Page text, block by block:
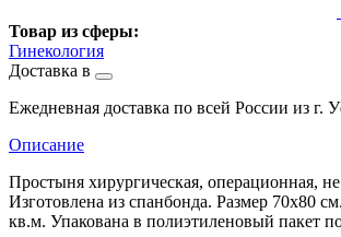
Товар из сферы:
Гинекология
Доставка в
Ежедневная доставка по всей России из г.
Описание
Простыня хирургическая, операционная, не
Изготовлена из спанбонда. Размер 70х80
кв.м. Упакована в полиэтиленовый пакет